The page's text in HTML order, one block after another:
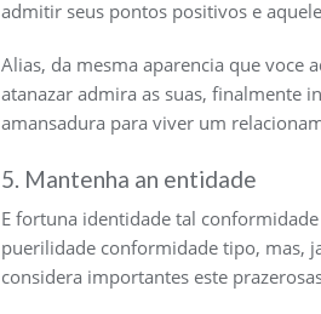
admitir seus pontos positivos e
Alias, da mesma aparencia que voce
atanazar admira as suas, finalmente
amansadura para viver um
5. Mantenha an entidade
E fortuna identidade tal
puerilidade conformidade tipo, mas,
considera importantes este